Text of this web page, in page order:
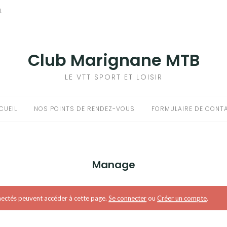
Club Marignane MTB
LE VTT SPORT ET LOISIR
NOS POINTS DE RENDEZ-VOUS FORMULAIRE DE
Manage
peuvent accéder à cette page.Se connecterouCréer un compte.